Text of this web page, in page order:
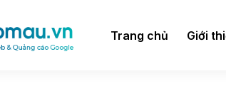
Trang chủ Giới